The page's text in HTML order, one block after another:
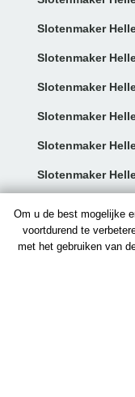
Om u de best mogelijke
voortdurend te
met het gebruiken van
Slotenmaker
Slotenmaker
Slotenmaker
Slotenmaker
Slotenmaker
Slotenmaker
Contact: